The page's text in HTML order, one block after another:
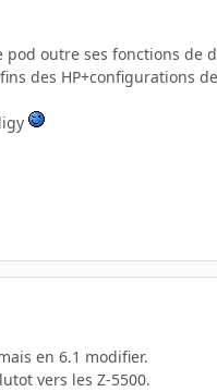
pod outre ses fonctions
des HP+configurations
en 6.1 modifier.
vers les Z-5500.